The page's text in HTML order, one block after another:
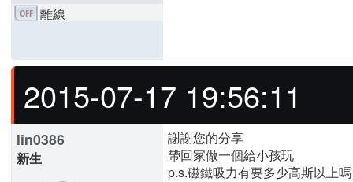
離線
2015-07-17 19:56:11
lin0386
新生
謝謝您的分享
帶回家做一個給小孩玩
p.s.磁鐵吸力有要多少高斯以上嗎